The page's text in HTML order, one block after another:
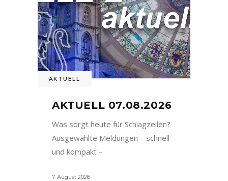
AKTUELL
AKTUELL 07.08.2026
Was sorgt heute für Schlagzeilen?
Ausgewählte Meldungen – schnell
und kompakt –
7. August 2026